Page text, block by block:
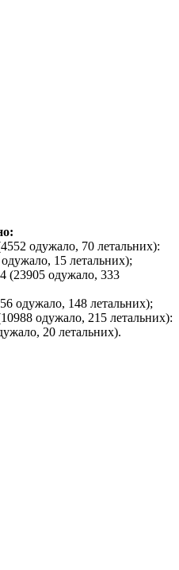
одужало, 70 летальних):
15 летальних);
(23905 одужало, 333
одужало, 148 летальних);
одужало, 215 летальних):
20 летальних).